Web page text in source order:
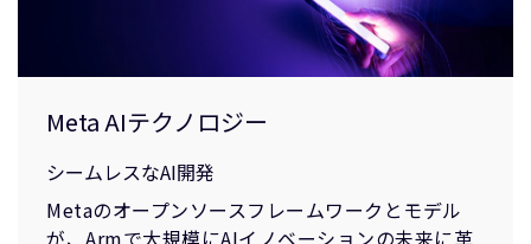
Meta AIテクノロジー
シームレスなAI開発
Metaのオープンソースフレームワークとモデル
が、Armで大規模にAIイノベーションの未来に革